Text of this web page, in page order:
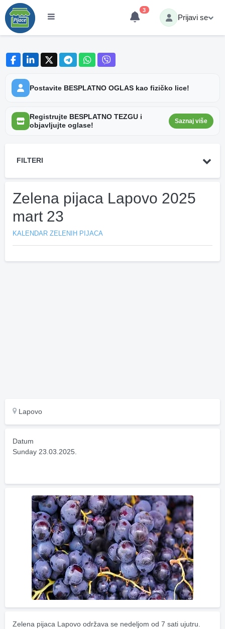
3
Prijavi se
Postavite BESPLATNO OGLAS kao fizičko lice!
Registrujte BESPLATNO TEZGU i
objavljujte oglase!
Saznaj više
FILTERI
Zelena pijaca Lapovo 2025
mart 23
KALENDAR ZELENIH PIJACA
Lapovo
Datum
Sunday 23.03.2025.
Zelena pijaca Lapovo održava se nedeljom od 7 sati ujutru.